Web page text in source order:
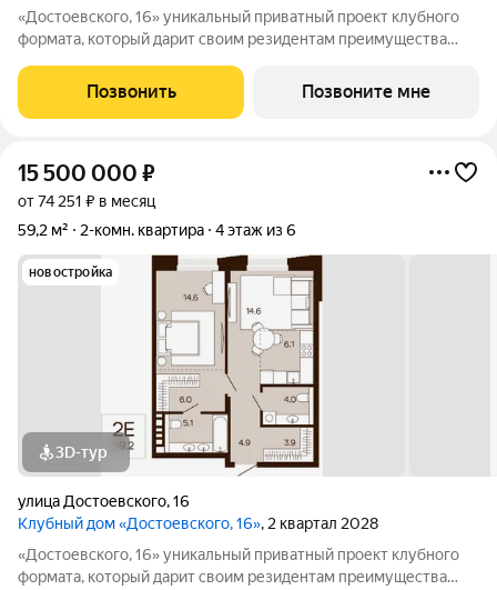
«Достоевского, 16» уникальный приватный проект клубного
формата, который дарит своим резидентам преимущества
сохраняя приватность. Находиться среди людей и
одновременно в уединенном месте,
Позвонить Позвоните мне
15 500 000 ₽
от 74 251 ₽ в месяц
59,2 м²
2-комн. квартира 4 этаж из 6
новостройка
3D-тур
улица Достоевского,16
Клубный дом «Достоевского, 16», 2 квартал 2028
«Достоевского, 16» уникальный приватный проект клубного
формата, который дарит своим резидентам преимущества